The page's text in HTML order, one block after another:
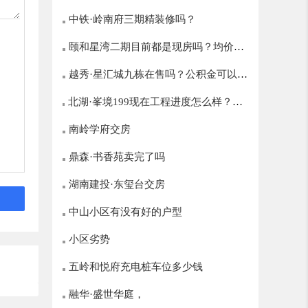
中铁·岭南府三期精装修吗？
颐和星湾二期目前都是现房吗？均价多
少？
越秀·星汇城九栋在售吗？公积金可以贷
多少？
北湖·峯境199现在工程进度怎么样？什
么时候开盘？
南岭学府交房
鼎森·书香苑卖完了吗
湖南建投·东玺台交房
中山小区有没有好的户型
小区劣势
五岭和悦府充电桩车位多少钱
融华·盛世华庭，